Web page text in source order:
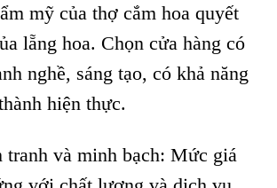
mỹ của thợ cắm hoa quyết
lẵng hoa. Chọn cửa hàng có
nghề, sáng tạo, có khả năng
hiện thực.
tranh và minh bạch: Mức giá